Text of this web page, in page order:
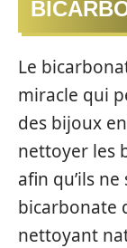
Le
miracle qui
des bijoux
nettoyer les
afin qu’ils
bicarbonate
nettoyant